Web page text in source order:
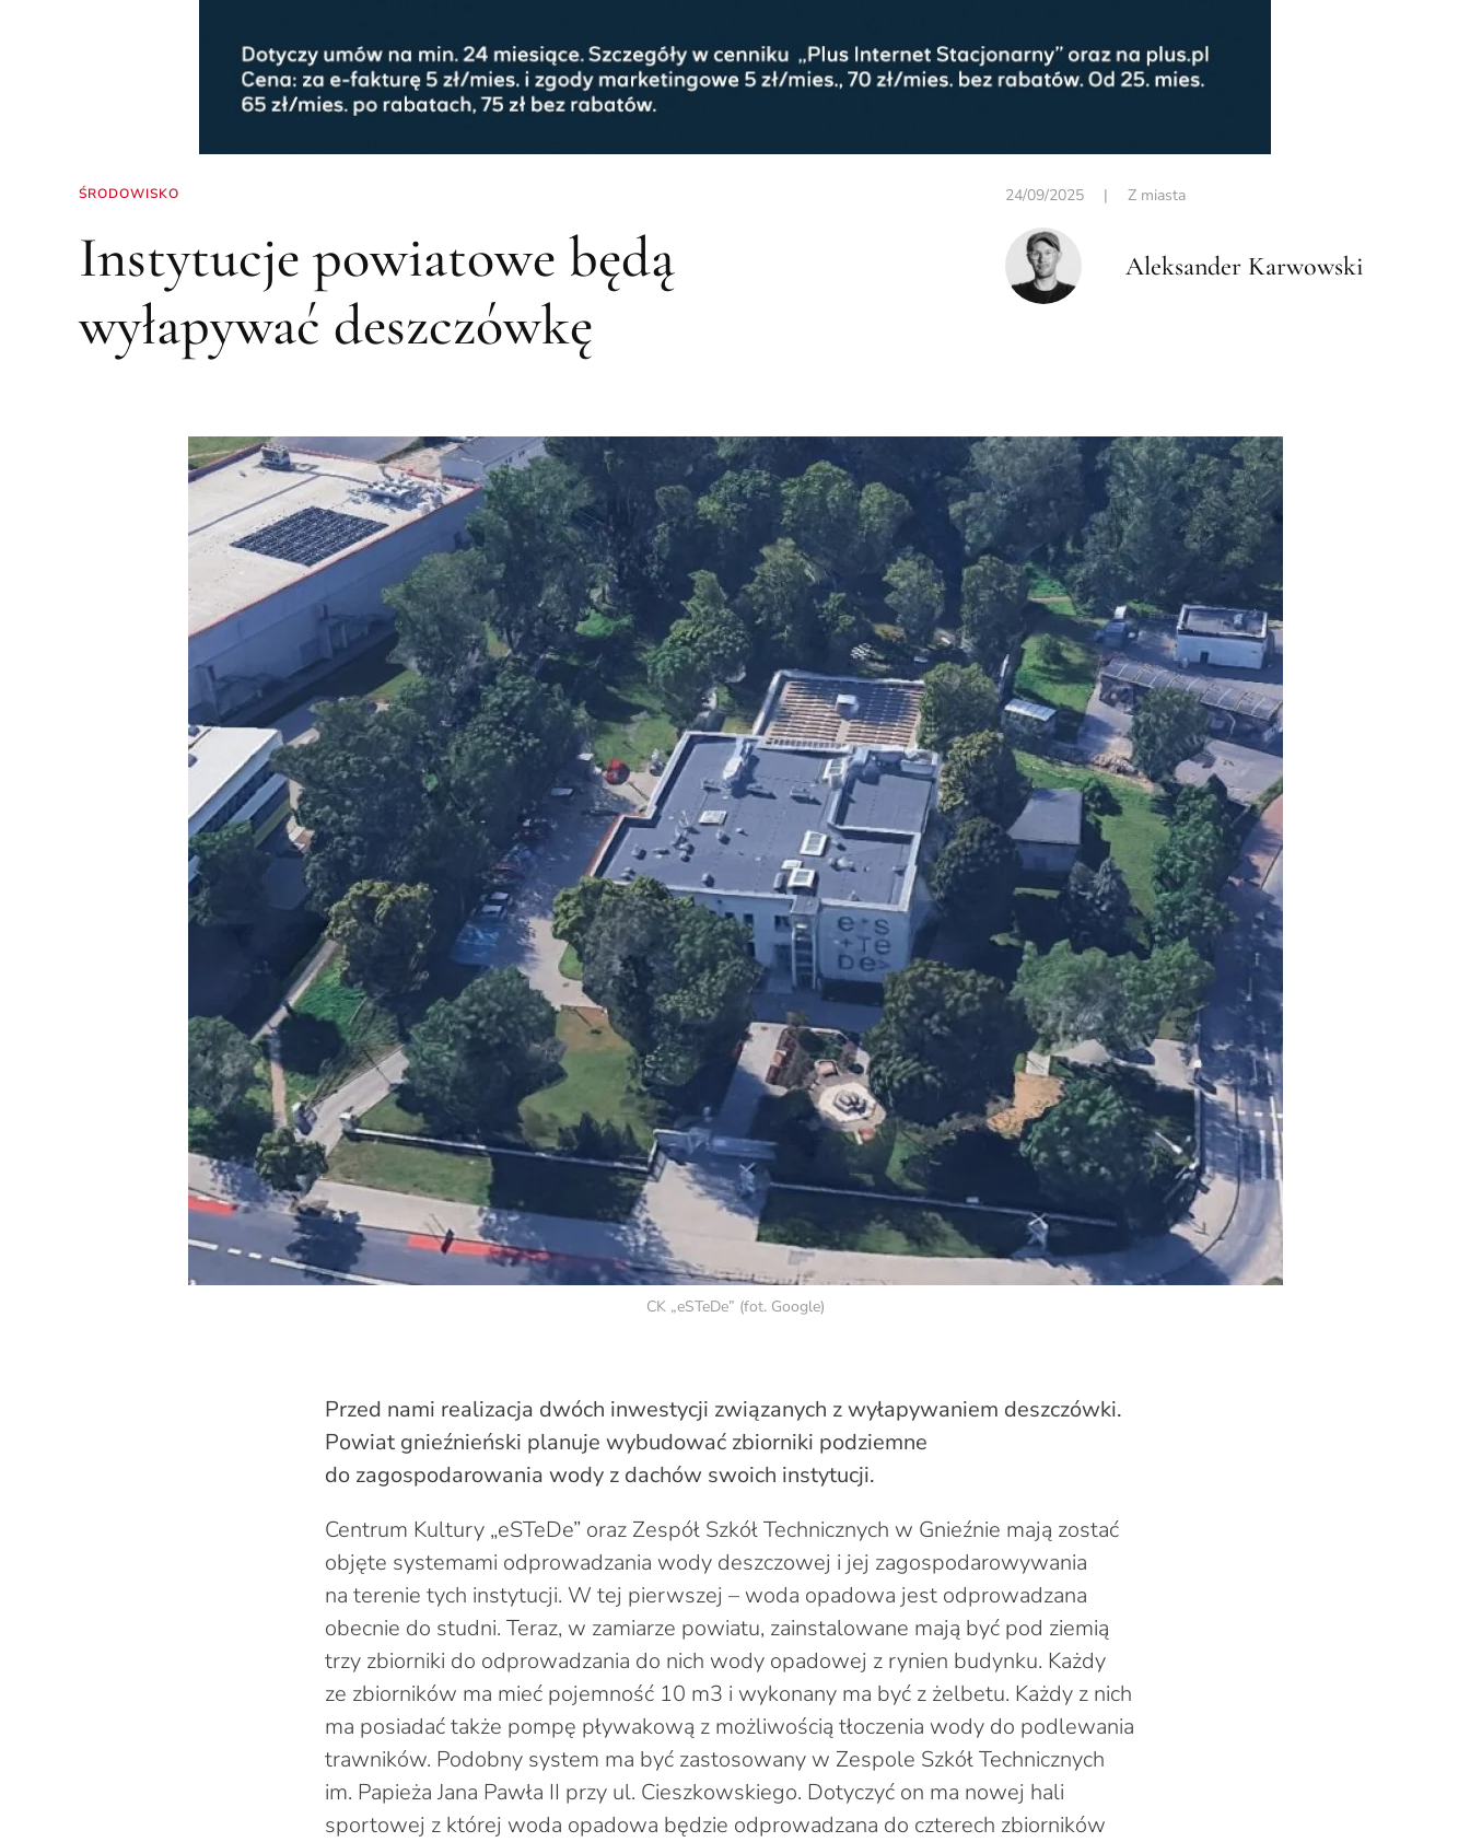
ŚRODOWISKO
Instytucje powiatowe będą
wyłapywać deszczówkę
24/09/2025| Z miasta
Aleksander Karwowski
CK „eSTeDe” (fot. Google)
Przed nami realizacja dwóch inwestycji związanych z wyłapywaniem deszczówki.
Powiat gnieźnieński planuje wybudować zbiorniki podziemne
do zagospodarowania wody z dachów swoich instytucji.
Centrum Kultury „eSTeDe” oraz Zespół Szkół Technicznych w Gnieźnie mają zostać
objęte systemami odprowadzania wody deszczowej i jej zagospodarowywania
na terenie tych instytucji. W tej pierwszej – woda opadowa jest odprowadzana
obecnie do studni. Teraz, w zamiarze powiatu, zainstalowane mają być pod ziemią
trzy zbiorniki do odprowadzania do nich wody opadowej z rynien budynku. Każdy
ze zbiorników ma mieć pojemność 10 m3 i wykonany ma być z żelbetu. Każdy z nich
ma posiadać także pompę pływakową z możliwością tłoczenia wody do podlewania
trawników. Podobny system ma być zastosowany w Zespole Szkół Technicznych
im. Papieża Jana Pawła II przy ul. Cieszkowskiego. Dotyczyć on ma nowej hali
sportowej z której woda opadowa będzie odprowadzana do czterech zbiorników